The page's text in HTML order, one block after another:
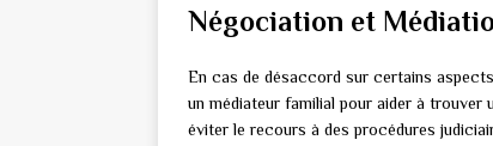
Négociation et
En cas de désaccord sur certains
un médiateur familial pour aider à
éviter le recours à des procédures